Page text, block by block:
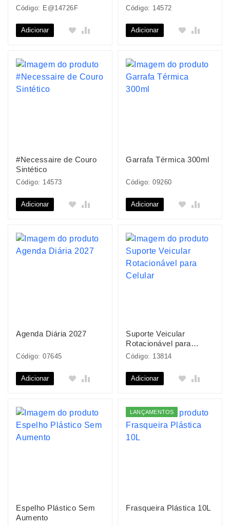
Código: E@14726F
Adicionar
Código: 14572
Adicionar
#Necessaire de Couro
Sintético
Código: 14573
Adicionar
Garrafa Térmica 300ml
Código: 09260
Adicionar
Agenda Diária 2027
Código: 07645
Adicionar
Suporte Veicular
Rotacionável para
Celular
Código: 13814
Adicionar
Espelho Plástico Sem
Aumento
LANÇAMENTOS
Frasqueira Plástica 10L